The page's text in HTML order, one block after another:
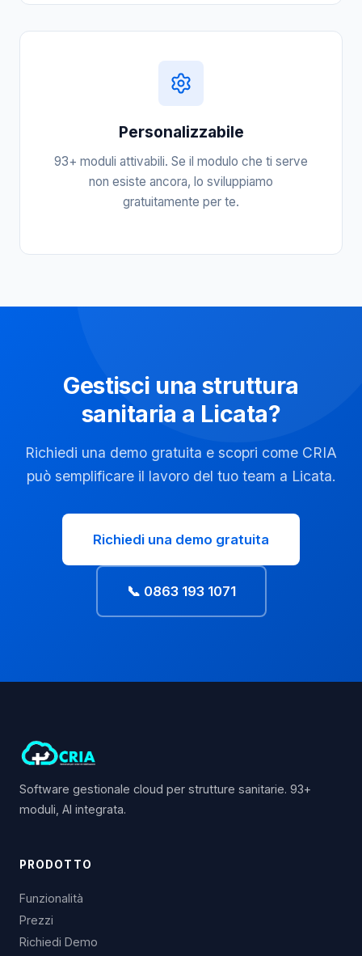
Personalizzabile
93+ moduli attivabili. Se il modulo che ti serve
non esiste ancora, lo sviluppiamo
gratuitamente per te.
Gestisci una struttura
sanitaria a Licata?
Richiedi una demo gratuita e scopri come CRIA
può semplificare il lavoro del tuo team a Licata.
Richiedi una demo gratuita
📞 0863 193 1071
Software gestionale cloud per strutture sanitarie. 93+
moduli, AI integrata.
PRODOTTO
Funzionalità
Prezzi
Richiedi Demo